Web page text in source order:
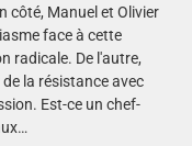
côté, Manuel et Olivier
face à cette
radicale. De l'autre,
la résistance avec
Est-ce un chef-